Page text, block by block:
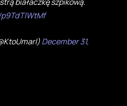
December 31,